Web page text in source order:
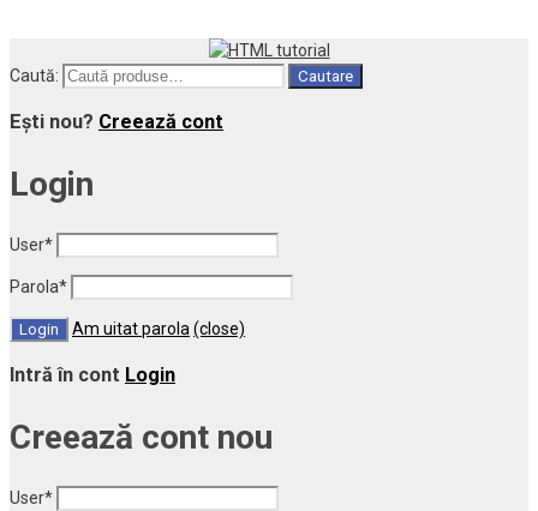
Caută: Cautare
Ești nou? Creează cont
Login
User*
Parola*
Am uitat parola (close)
Intră în cont Login
Creează cont nou
User*